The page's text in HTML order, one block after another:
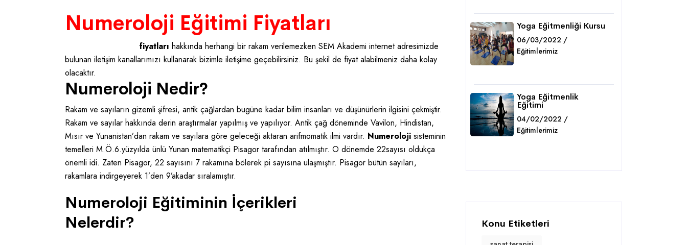
Numeroloji Eğitimi Fiyatları
fiyatları hakkında herhangi bir rakam verilemezken SEM Akademi internet adresimizde
bulunan iletişim kanallarımızı kullanarak bizimle iletişime geçebilirsiniz. Bu şekil de fiyat alabilmeniz daha kolay
olacaktır.
Numeroloji Nedir?
Rakam ve sayıların gizemli şifresi, antik çağlardan bugüne kadar bilim insanları ve düşünürlerin ilgisini çekmiştir.
Rakam ve sayılar hakkında derin araştırmalar yapılmış ve yapılıyor. Antik çağ döneminde Vavilon, Hindistan,
Mısır ve Yunanistan’dan rakam ve sayılara göre geleceği aktaran arifmomatik ilmi vardır. Numeroloji sisteminin
temelleri M.Ö.6.yüzyılda ünlü Yunan matematikçi Pisagor tarafından atılmıştır. O dönemde 22sayısı oldukça
önemli idi. Zaten Pisagor, 22 sayısını 7 rakamına bölerek pi sayısına ulaşmıştır. Pisagor bütün sayıları,
rakamlara indirgeyerek 1’den 9’akadar sıralamıştır.
Numeroloji Eğitiminin İçerikleri
Nelerdir?
Yoga Eğitmenliği Kursu
06/03/2022 /
Eğitimlerimiz
Yoga Eğitmenlik
Eğitimi
04/02/2022 /
Eğitimlerimiz
Konu Etiketleri